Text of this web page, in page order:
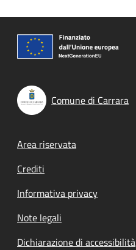
Comune di Carrara
Footer menu
Area riservata
Crediti
Informativa privacy
Note legali
Dichiarazione di accessibilità